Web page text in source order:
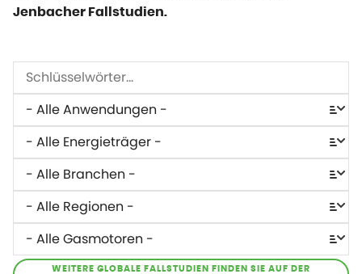
Jenbacher Fallstudien.
WEITERE GLOBALE FALLSTUDIEN FINDEN SIE AUF DER